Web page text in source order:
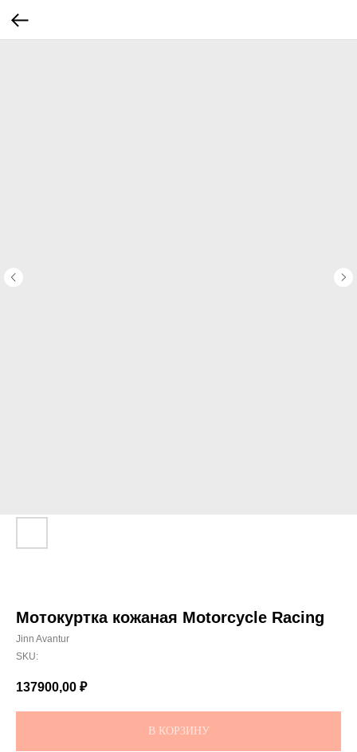
Мотокуртка кожаная Motorcycle Racing
Jinn Avantur
SKU:
137900,00 ₽
В КОРЗИНУ